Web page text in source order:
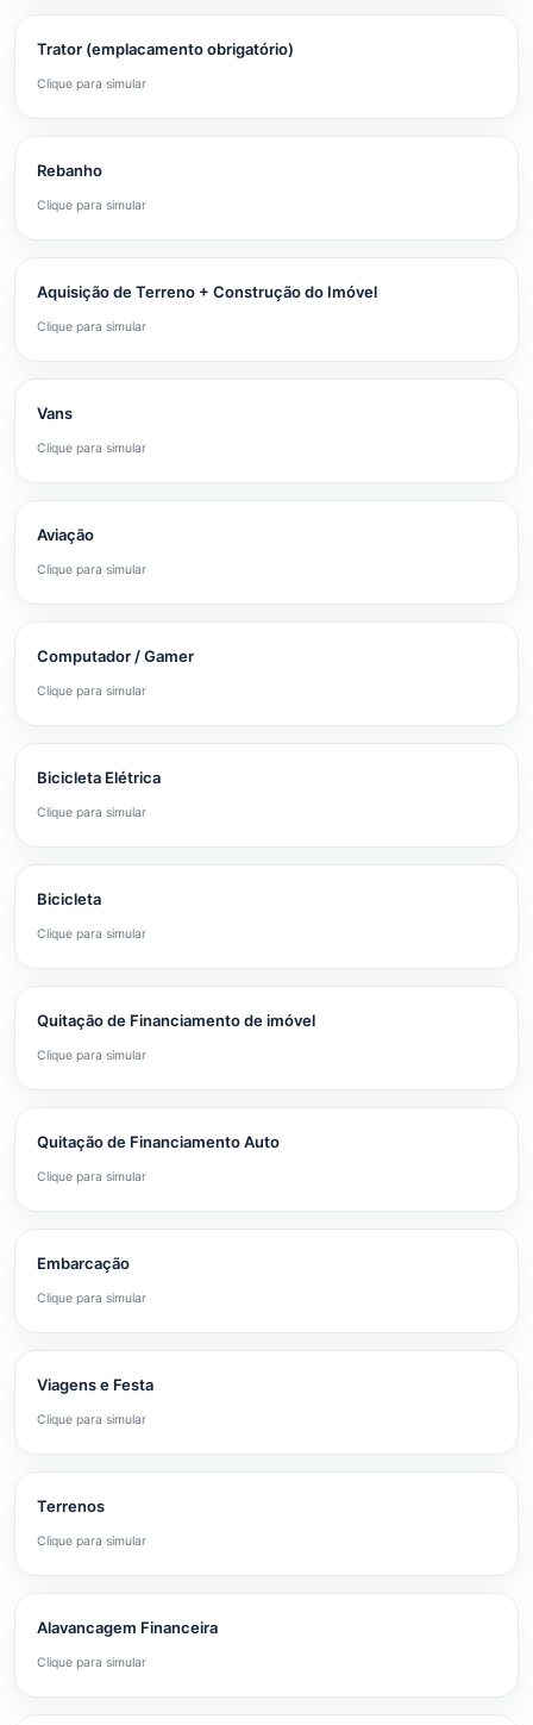
Trator (emplacamento obrigatório)
Clique para simular
Rebanho
Clique para simular
Aquisição de Terreno + Construção do Imóvel
Clique para simular
Vans
Clique para simular
Aviação
Clique para simular
Computador / Gamer
Clique para simular
Bicicleta Elétrica
Clique para simular
Bicicleta
Clique para simular
Quitação de Financiamento de imóvel
Clique para simular
Quitação de Financiamento Auto
Clique para simular
Embarcação
Clique para simular
Viagens e Festa
Clique para simular
Terrenos
Clique para simular
Alavancagem Financeira
Clique para simular